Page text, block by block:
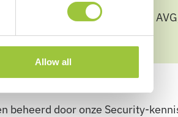
Allow all
richting onder meer
deze van toepassing zijn.
beheerd door onze Security-